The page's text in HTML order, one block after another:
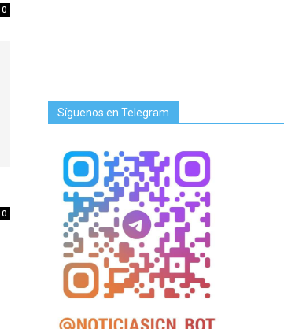
0
0
Síguenos en Telegram